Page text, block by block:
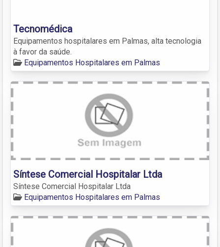
Tecnomédica
Equipamentos hospitalares em Palmas, alta tecnologia
à favor da saúde.
Equipamentos Hospitalares em Palmas
Síntese Comercial Hospitalar Ltda
Síntese Comercial Hospitalar Ltda
Equipamentos Hospitalares em Palmas